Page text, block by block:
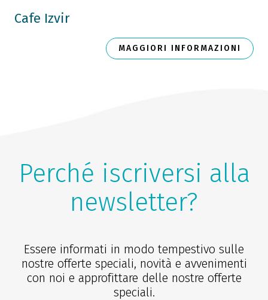
Cafe Izvir
MAGGIORI INFORMAZIONI
Perché iscriversi alla
newsletter?
Essere informati in modo tempestivo sulle
nostre offerte speciali, novità e avvenimenti
con noi e approfittare delle nostre offerte
speciali.